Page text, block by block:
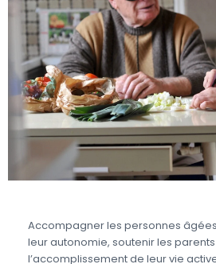
Accompagner les personnes
leur autonomie, soutenir les
l’accomplissement de leur vie